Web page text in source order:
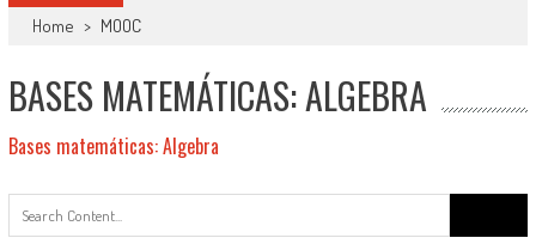
Home > MOOC
BASES MATEMÁTICAS: ALGEBRA
Bases matemáticas: Algebra